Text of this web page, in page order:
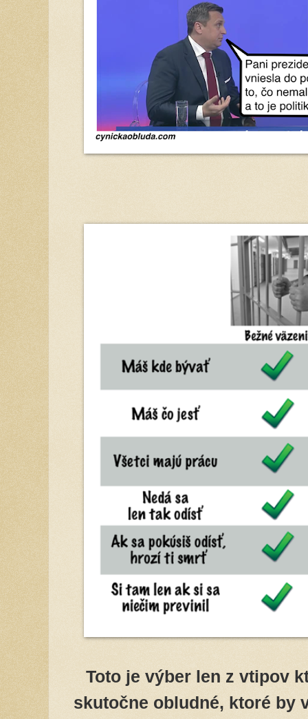
Toto je výber len z vtipov
skutočne obludné, ktoré by